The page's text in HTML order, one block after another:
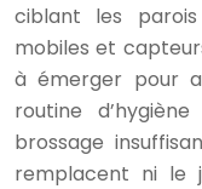
ciblant les parois
mobiles et
à émerger pour
routine
brossage
remplacent ni le